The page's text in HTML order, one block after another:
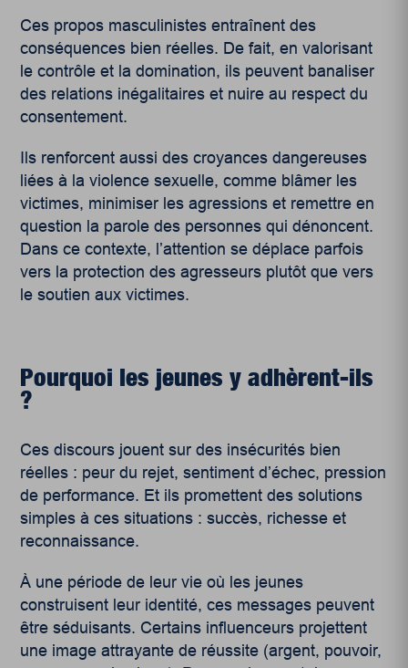
Ces propos masculinistes entraînent des
conséquences bien réelles. De fait, en valorisant
le contrôle et la domination, ils peuvent banaliser
des relations inégalitaires et nuire au respect du
consentement.
Ils renforcent aussi des croyances dangereuses
liées à la violence sexuelle, comme blâmer les
victimes, minimiser les agressions et remettre en
question la parole des personnes qui dénoncent.
Dans ce contexte, l’attention se déplace parfois
vers la protection des agresseurs plutôt que vers
le soutien aux victimes.
Pourquoi les jeunes y adhèrent-ils
?
Ces discours jouent sur des insécurités bien
réelles : peur du rejet, sentiment d’échec, pression
de performance. Et ils promettent des solutions
simples à ces situations : succès, richesse et
reconnaissance.
À une période de leur vie où les jeunes
construisent leur identité, ces messages peuvent
être séduisants. Certains influenceurs projettent
une image attrayante de réussite (argent, pouvoir,